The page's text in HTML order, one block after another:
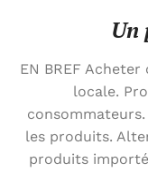
Un
EN BREF
locale.
les produits.
produits